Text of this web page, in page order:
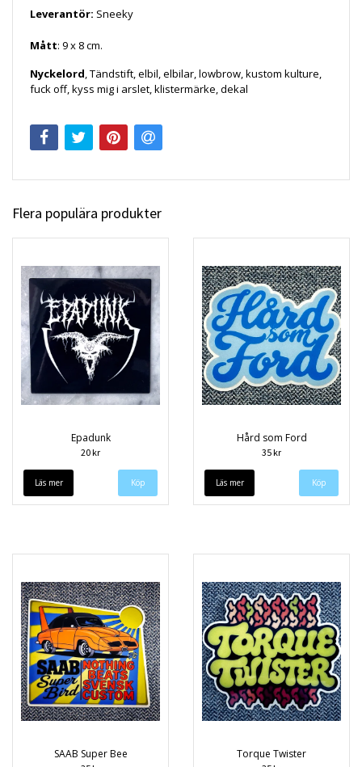
Leverantör: Sneeky
Mått: 9 x 8 cm.
Nyckelord, Tändstift, elbil, elbilar, lowbrow, kustom kulture,
fuck off, kyss mig i arslet, klistermärke, dekal
Flera populära produkter
Epadunk
20 kr
Läs mer
Hård som Ford
35 kr
Läs mer
SAAB Super Bee Torque Twister